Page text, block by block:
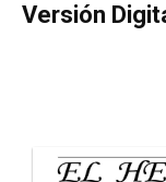
Versión